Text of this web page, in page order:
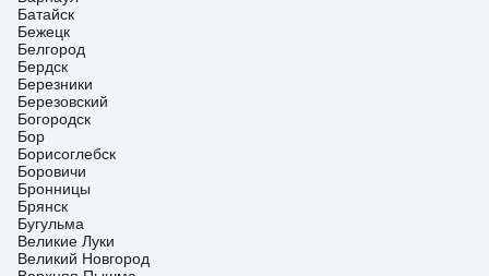
Батайск
Бежецк
Белгород
Бердск
Березники
Березовский
Богородск
Бор
Борисоглебск
Боровичи
Бронницы
Брянск
Бугульма
Великие Луки
Великий Новгород